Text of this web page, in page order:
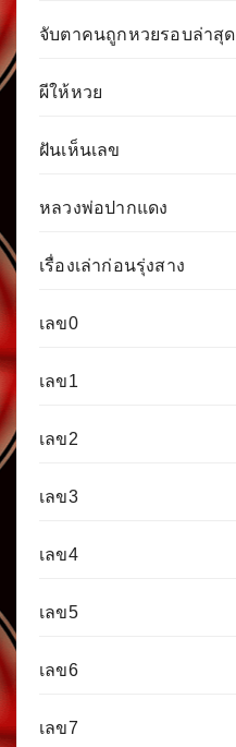
จับตาคนถูกหวยรอบล่าสุด
ผีให้หวย
ฝันเห็นเลข
หลวงพ่อปากแดง
เรื่องเล่าก่อนรุ่งสาง
เลข0
เลข1
เลข2
เลข3
เลข4
เลข5
เลข6
เลข7